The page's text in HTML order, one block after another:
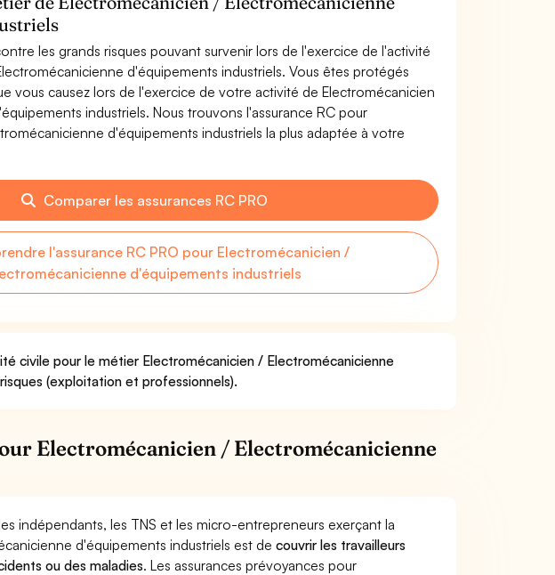
les grands risques pouvant survenir lors de l'exercice de l'activité
d'équipements industriels. Vous êtes protégés
vous causez lors de l'exercice de votre activité de Electromécanicien
industriels. Nous trouvons l'assurance RC pour
d'équipements industriels la plus adaptée à votre
Comparer les assurances RC PRO
l'assurance RC PRO pour Electromécanicien /
d'équipements industriels
civile pour le métier Electromécanicien / Electromécanicienne
(exploitation et professionnels).
Electromécanicien / Electromécanicienne
indépendants, les TNS et les micro-entrepreneurs exerçant la
d'équipements industriels est decouvrir les travailleurs
ou des maladies. Les assurances prévoyances pour